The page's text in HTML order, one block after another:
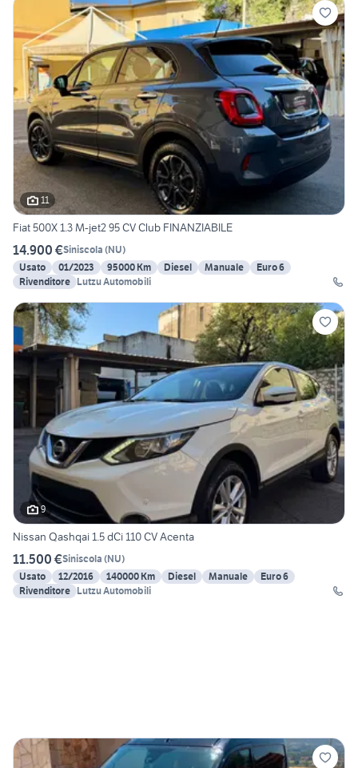
11
Fiat 500X 1.3 M-jet2 95 CV Club FINANZIABILE
14.900 €Siniscola (NU)
Usato
01/2023 95000 Km Diesel Manuale
Euro 6
Rivenditore Lutzu Automobili
9
Nissan Qashqai 1.5 dCi 110 CV Acenta
11.500 €Siniscola (NU)
Usato
12/2016 140000 Km Diesel Manuale
Euro 6
Rivenditore Lutzu Automobili